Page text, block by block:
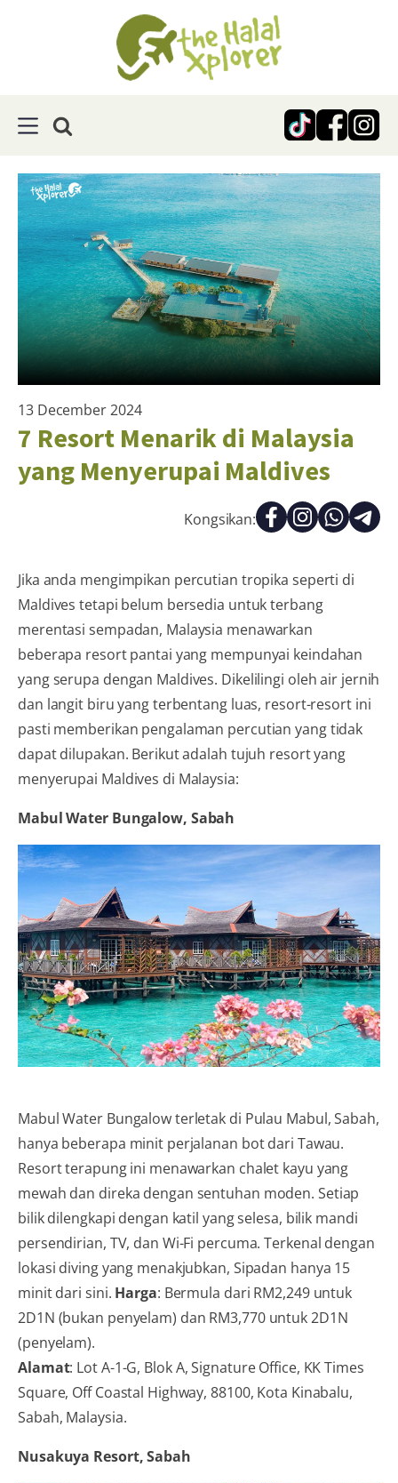
13 December 2024
7 Resort Menarik di Malaysia
yang Menyerupai Maldives
Kongsikan:
Jika anda mengimpikan percutian tropika seperti di
Maldives tetapi belum bersedia untuk terbang
merentasi sempadan, Malaysia menawarkan
beberapa resort pantai yang mempunyai keindahan
yang serupa dengan Maldives. Dikelilingi oleh air jernih
dan langit biru yang terbentang luas, resort-resort ini
pasti memberikan pengalaman percutian yang tidak
dapat dilupakan. Berikut adalah tujuh resort yang
menyerupai Maldives di Malaysia:
Mabul Water Bungalow, Sabah
Mabul Water Bungalow terletak di Pulau Mabul, Sabah,
hanya beberapa minit perjalanan bot dari Tawau.
Resort terapung ini menawarkan chalet kayu yang
mewah dan direka dengan sentuhan moden. Setiap
bilik dilengkapi dengan katil yang selesa, bilik mandi
persendirian, TV, dan Wi-Fi percuma. Terkenal dengan
lokasi diving yang menakjubkan, Sipadan hanya 15
minit dari sini. Harga: Bermula dari RM2,249 untuk
2D1N (bukan penyelam) dan RM3,770 untuk 2D1N
(penyelam).
Alamat: Lot A-1-G, Blok A, Signature Office, KK Times
Square, Off Coastal Highway, 88100, Kota Kinabalu,
Sabah, Malaysia.
Nusakuya Resort, Sabah